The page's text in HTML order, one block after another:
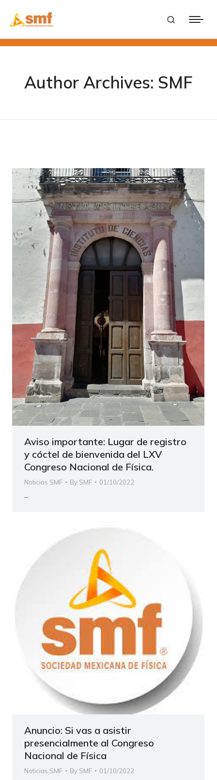
Author Archives: SMF
Aviso importante: Lugar de registro
y cóctel de bienvenida del LXV
Congreso Nacional de Física.
Noticias SMF By SMF 01/10/2022
–
Anuncio: Si vas a asistir
presencialmente al Congreso
Nacional de Física
Noticias SMF By SMF 01/10/2022